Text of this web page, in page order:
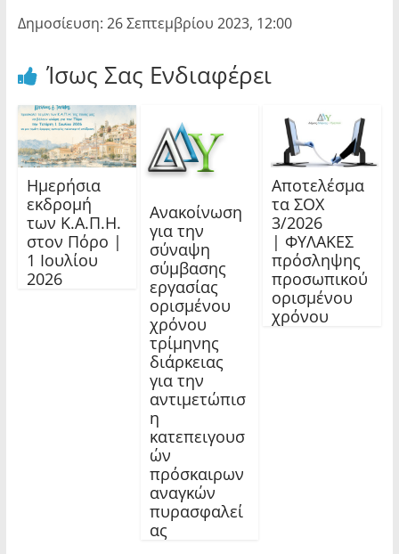
Δημοσίευση: 26 Σεπτεμβρίου 2023, 12:00
Ίσως Σας Ενδιαφέρει
Ημερήσια
εκδρομή
των Κ.Α.Π.Η.
στον Πόρο |
1 Ιουλίου
2026
Ανακοίνωση
για την
σύναψη
σύμβασης
εργασίας
ορισμένου
χρόνου
τρίμηνης
διάρκειας
για την
αντιμετώπισ
η
κατεπειγουσ
ών
πρόσκαιρων
αναγκών
πυρασφαλεί
ας
Αποτελέσμα
τα ΣΟΧ
3/2026
| ΦΥΛΑΚΕΣ
πρόσληψης
προσωπικού
ορισμένου
χρόνου